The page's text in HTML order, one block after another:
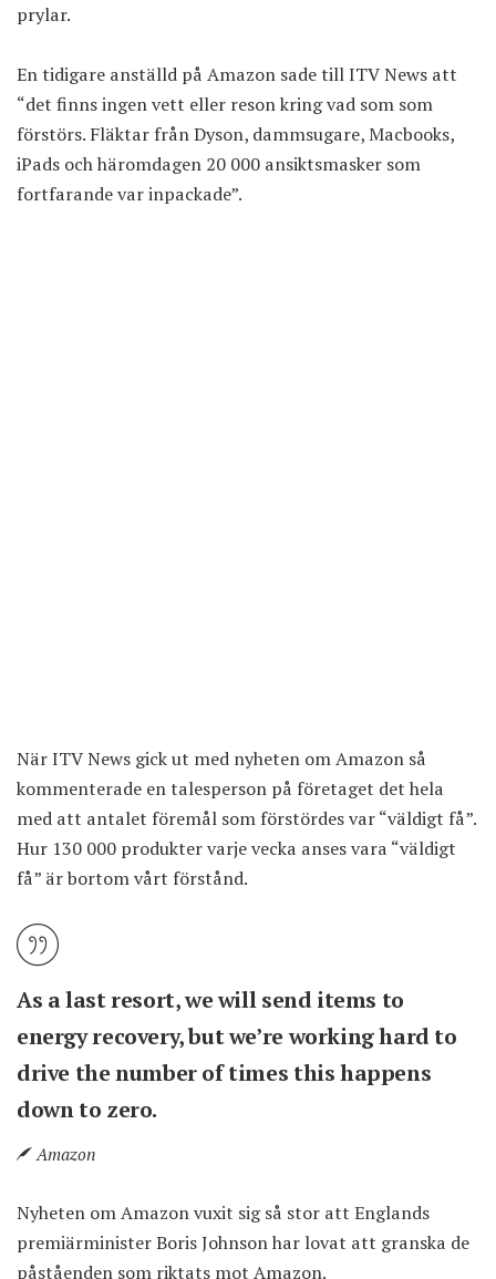
prylar.
En tidigare anställd på Amazon sade till ITV News att
“det finns ingen vett eller reson kring vad som som
förstörs. Fläktar från Dyson, dammsugare, Macbooks,
iPads och häromdagen 20 000 ansiktsmasker som
fortfarande var inpackade”.
När ITV News gick ut med nyheten om Amazon så
kommenterade en talesperson på företaget det hela
med att antalet föremål som förstördes var “väldigt få”.
Hur 130 000 produkter varje vecka anses vara “väldigt
få” är bortom vårt förstånd.
As a last resort, we will send items to
energy recovery, but we’re working hard to
drive the number of times this happens
down to zero.
Amazon
Nyheten om Amazon vuxit sig så stor att Englands
premiärminister Boris Johnson har lovat att granska de
påståenden som riktats mot Amazon.